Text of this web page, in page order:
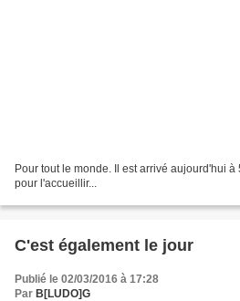
Pour tout le monde. Il est arrivé aujourd'hui à
pour l'accueillir...
C'est également le jour
Publié le 02/03/2016 à 17:28
Par B[LUDO]G